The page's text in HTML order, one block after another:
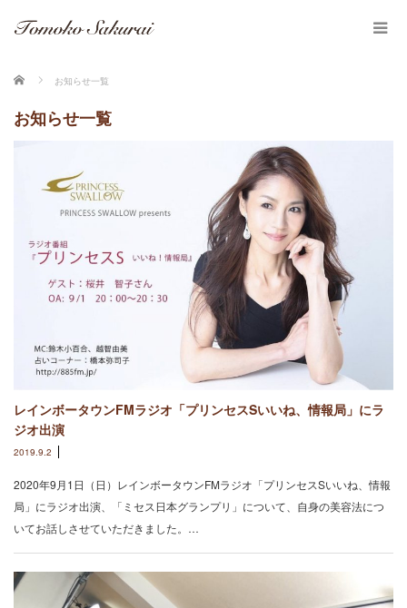
ホーム お知らせ一覧
お知らせ一覧
レインボータウンFMラジオ「プリンセスSいいね、情報局」にラ
ジオ出演
2019.9.2
2020年9月1日（日）レインボータウンFMラジオ「プリンセスSいいね、情報
局」にラジオ出演、「ミセス日本グランプリ」について、自身の美容法につ
いてお話しさせていただきました。…